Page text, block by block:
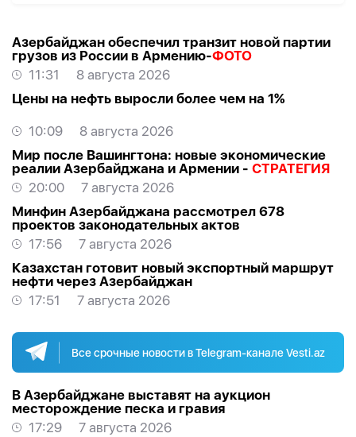
Азербайджан обеспечил транзит новой партии
грузов из России в Армению-ФОТО
11:31
8 августа 2026
Цены на нефть выросли более чем на 1%
10:09
8 августа 2026
Мир после Вашингтона: новые экономические
реалии Азербайджана и Армении - СТРАТЕГИЯ
20:00
7 августа 2026
Минфин Азербайджана рассмотрел 678
проектов законодательных актов
17:56
7 августа 2026
Казахстан готовит новый экспортный маршрут
нефти через Азербайджан
17:51
7 августа 2026
Все срочные новости в Telegram-канале Vesti.az
В Азербайджане выставят на аукцион
месторождение песка и гравия
17:29
7 августа 2026